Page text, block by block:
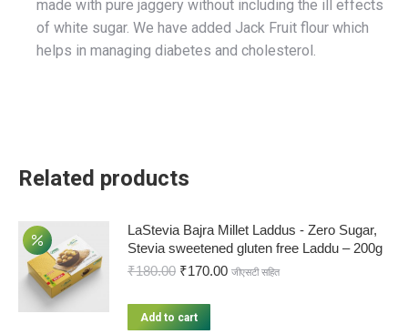
made with pure jaggery without including the ill effects
of white sugar. We have added Jack Fruit flour which
helps in managing diabetes and cholesterol.
Related products
LaStevia Bajra Millet Laddus - Zero Sugar,
Stevia sweetened gluten free Laddu – 200g
₹180.00 ₹170.00 जीएसटी सहित
Add to cart